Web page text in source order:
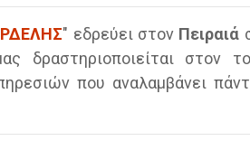
" εδρεύει στον Πειραιά
δραστηριοποιείται στον
που αναλαμβάνει